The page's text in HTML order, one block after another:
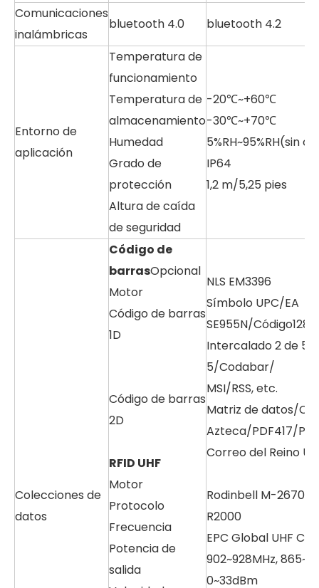
Comunicaciones
inalámbricas
bluetooth 4.0 bluetooth 4.2
Entorno de
aplicación
Temperatura de
funcionamiento
Temperatura de
almacenamiento
Humedad
Grado de
protección
Altura de caída
de seguridad
-20℃~+60℃
-30℃~+70℃
5%RH~95%RH(sin
IP64
1,2 m/5,25 pies
Colecciones de
datos
Código de
barrasOpcional
Motor
Código de barras
1D
Código de barras
2D
RFID UHF
Motor
Protocolo
Frecuencia
Potencia de
salida
NLS EM3396
Símbolo UPC/EA
SE955N/
Intercalado 2 de 5/
5/Codabar/
MSI/RSS, etc.
Matriz de datos/
Azteca/PDF417/
Correo del Reino
Rodinbell M-
R2000
EPC Global UHF
902~928MHz,
0~33dBm